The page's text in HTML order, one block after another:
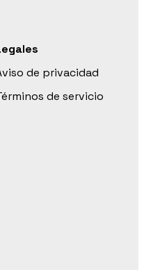
de privacidad
de servicio